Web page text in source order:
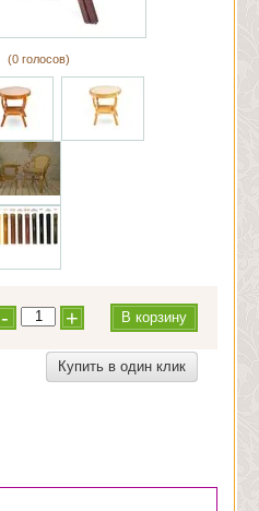
(0 голосов)
- + В корзину
Купить в один клик